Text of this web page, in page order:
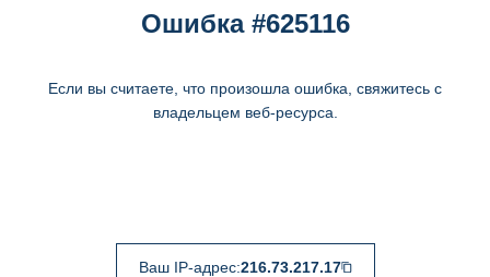
Ошибка #625116
Если вы считаете, что произошла ошибка, свяжитесь с
владельцем веб-ресурса.
Ваш IP-адрес:216.73.217.17